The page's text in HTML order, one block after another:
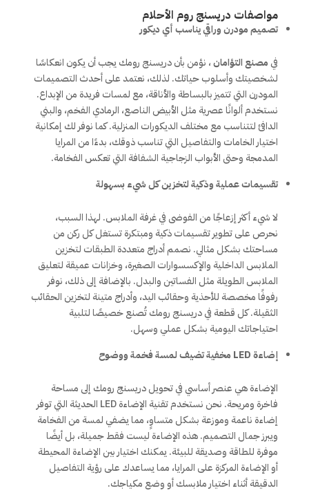
مواصفات دريسنج روم الأحلام
تصميم مودرن وراقي يناسب أي ديكور
في مصنع التؤامان، نؤمن بأن دريسنج رومك يجب أن يكون انعكاسًا
لشخصيتك وأسلوب حياتك. لذلك، نعتمد على أحدث التصميمات
المودرن التي تتميز بالبساطة والأناقة، مع لمسات فريدة من الإبداع.
نستخدم ألوانًا عصرية مثل الأبيض الناصع، الرمادي الفخم، والبني
الدافئ لتتناسب مع مختلف الديكورات المنزلية. كما نوفر لك إمكانية
اختيار الخامات والتفاصيل التي تناسب ذوقك، بدءًا من المرايا
المدمجة وحتى الأبواب الزجاجية الشفافة التي تعكس الفخامة.
تقسيمات عملية وذكية لتخزين كل شيء بسهولة
لا شيء أكثر إزعاجًا من الفوضى في غرفة الملابس. لهذا السبب،
نحرص على تطوير تقسيمات ذكية ومبتكرة تستغل كل ركن من
مساحتك بشكل مثالي. نصمم أدراج متعددة الطبقات لتخزين
الملابس الداخلية والإكسسوارات الصغيرة، وخزانات عميقة لتعليق
الملابس الطويلة مثل الفساتين والبدل. بالإضافة إلى ذلك، نوفر
رفوفًا مخصصة للأحذية وحقائب اليد، وأدراج متينة لتخزين الحقائب
الثقيلة. كل قطعة في دريسنج رومك تُصنع خصيصًا لتلبية
احتياجاتك اليومية بشكل عملي وسهل.
إضاءة LED مخفية تضيف لمسة فخمة ووضوح
الإضاءة هي عنصر أساسي في تحويل دريسنج رومك إلى مساحة
فاخرة ومريحة. نحن نستخدم تقنية الإضاءة LED الحديثة التي توفر
إضاءة ناعمة وموزعة بشكل متساوٍ، مما يضفي لمسة من الفخامة
ويبرز جمال التصميم. هذه الإضاءة ليست فقط جميلة، بل أيضًا
موفرة للطاقة وصديقة للبيئة. يمكنك اختيار بين الإضاءة المحيطة
أو الإضاءة المركزة على المرايا، مما يساعدك على رؤية التفاصيل
الدقيقة أثناء اختيار ملابسك أو وضع مكياجك.